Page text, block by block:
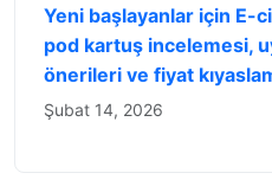
Yeni başlayanlar için E-
pod kartuş incelemesi,
önerileri ve fiyat
Şubat 14, 2026